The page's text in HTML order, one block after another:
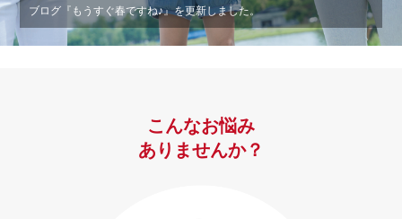
ブログ『もうすぐ春ですね♪』を更新しました。
こんなお悩み
ありませんか？